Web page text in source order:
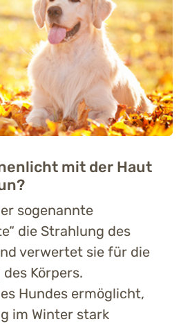
mit der Haut
sogenannte
die Strahlung des
verwertet sie für die
Körpers.
Hundes ermöglicht,
im Winter stark